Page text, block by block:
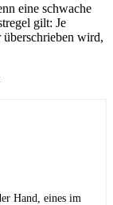
eine schwache
gilt: Je
wird,
Hand, eines im